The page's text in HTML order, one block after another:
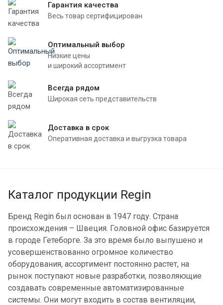
Гарантия качества
Весь товар сертифицирован
Оптимальный выбор
Низкие цены
и широкий ассортимент
Всегда рядом
Широкая сеть представительств
Доставка в срок
Оперативная доставка и выгрузка товара
Каталог продукции Regin
Бренд Regin был основан в 1947 году. Страна
происхождения – Швеция. Головной офис базируется
в городе Гетеборге. За это время было выпушено и
усовершенствованно огромное количество
оборудования, ассортимент постоянно растет, на
рынок поступают новые разработки, позволяющие
создавать современные автоматизированные
системы. Они могут входить в состав вентиляции,